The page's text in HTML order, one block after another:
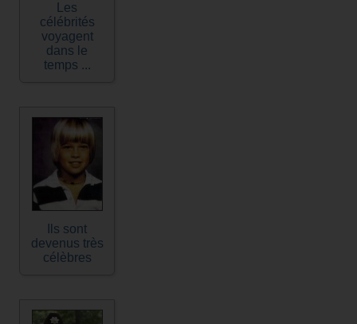
Les
célébrités
voyagent
dans le
temps ...
Ils sont
devenus très
célèbres